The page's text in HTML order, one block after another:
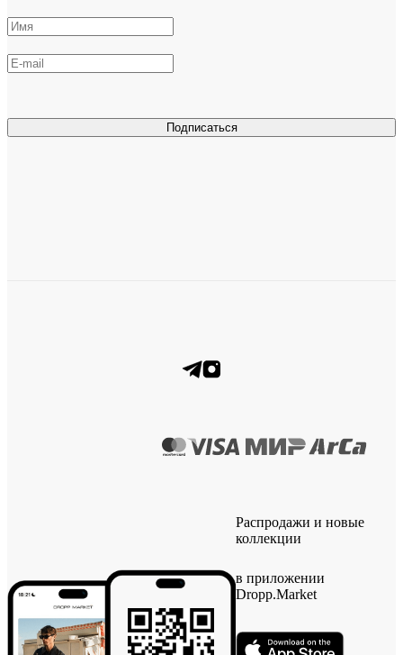
Подписаться
Распродажи и новые
коллекции
в приложении
Dropp.Market